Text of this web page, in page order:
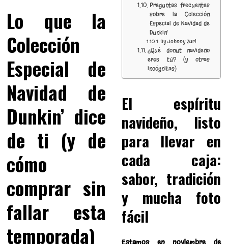
Lo que la
Colección
Especial de
Navidad de
Dunkin’ dice
de ti (y de
cómo
comprar sin
fallar esta
temporada)
Preguntas frecuentes
sobre la Colección
Especial de Navidad de
Dunkin’
By Johnny Zuri
¿Qué donut navideño
eres tú? (y otras
incógnitas)
El espíritu
navideño, listo
para llevar en
cada caja:
sabor, tradición
y mucha foto
fácil